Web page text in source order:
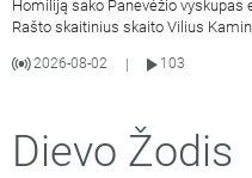
Homiliją sako Panevėžio
Rašto skaitinius skaito Vilius
2026-08-02
103
Dievo Žodis